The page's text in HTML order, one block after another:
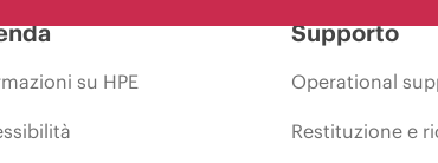
su HPE
Supporto
Operational
Restituzione e